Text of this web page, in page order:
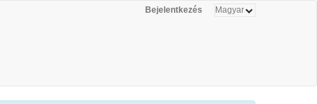
Bejelentkezés